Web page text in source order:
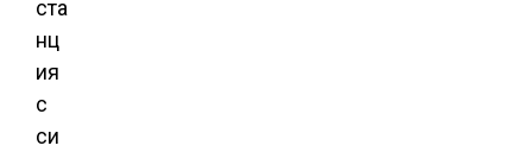
ста
нц
ия
с
си